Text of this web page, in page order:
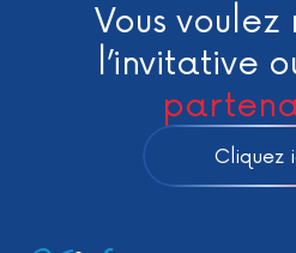
Vous
l’invitative
Cliquez